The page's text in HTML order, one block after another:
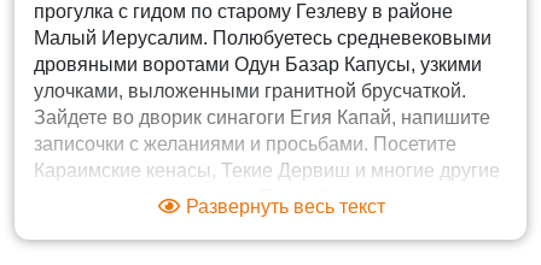
прогулка с гидом по старому Гезлеву в районе
Малый Иерусалим. Полюбуетесь средневековыми
дровяными воротами Одун Базар Капусы, узкими
улочками, выложенными гранитной брусчаткой.
Зайдете во дворик синагоги Егия Капай, напишите
записочки с желаниями и просьбами. Посетите
Караимские кенасы, Текие Дервиш и многие другие
достопримечательности. Попробуете национальную
крымско-татарскую кухню . А завершит этот
замечательный день - купание на отличном пляже
Развернуть весь текст